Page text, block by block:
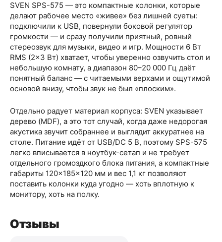
SVEN SPS-575 — это компактные колонки, которые
делают рабочее место «живее» без лишней суеты:
подключили к USB, повернули боковой регулятор
громкости — и сразу получили приятный, ровный
стереозвук для музыки, видео и игр. Мощности 6 Вт
RMS (2×3 Вт) хватает, чтобы уверенно озвучить стол и
небольшую комнату, а диапазон 80–20 000 Гц даёт
понятный баланс — с читаемыми верхами и ощутимой
основой внизу, чтобы звук не был «плоским».
Отдельно радует материал корпуса: SVEN указывает
дерево (MDF), а это тот случай, когда даже недорогая
акустика звучит собраннее и выглядит аккуратнее на
столе. Питание идёт от USB/DC 5 В, поэтому SPS-575
легко вписывается в ноутбук-сетап и не требует
отдельного громоздкого блока питания, а компактные
габариты 120×185×120 мм и вес 1,1 кг позволяют
поставить колонки куда угодно — хоть вплотную к
монитору, хоть на полку.
Отзывы